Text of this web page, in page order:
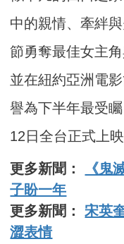
中的親情、牽絆
節勇奪最佳女主
並在紐約亞洲電
譽為下半年最受
12日全台正式上映
更多新聞：
《鬼
子盼一年
更多新聞： 宋英
澀表情